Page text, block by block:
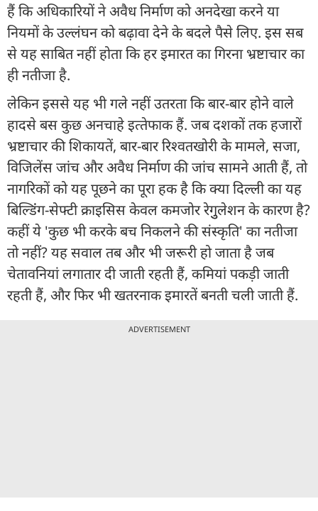
हैं कि अधिकारियों ने अवैध निर्माण को अनदेखा करने या
नियमों के उल्लंघन को बढ़ावा देने के बदले पैसे लिए. इस सब
से यह साबित नहीं होता कि हर इमारत का गिरना भ्रष्टाचार का
ही नतीजा है.
लेकिन इससे यह भी गले नहीं उतरता कि बार-बार होने वाले
हादसे बस कुछ अनचाहे इत्‍तेफाक हैं. जब दशकों तक हजारों
भ्रष्टाचार की शिकायतें, बार-बार रिश्वतखोरी के मामले, सजा,
विजिलेंस जांच और अवैध निर्माण की जांच सामने आती हैं, तो
नागरिकों को यह पूछने का पूरा हक है कि क्या दिल्ली का यह
ब‍िल्‍ड‍िंंग-सेफ्टी क्राइस‍िस केवल कमजोर रेगुुलेशन के कारण है?
कहीं ये 'कुछ भी करके बच निकलने की संस्कृति' का नतीजा
तो नहीं? यह सवाल तब और भी जरूरी हो जाता है जब
चेतावनियां लगातार दी जाती रहती हैं, कमियां पकड़ी जाती
रहती हैं, और फिर भी खतरनाक इमारतें बनती चली जाती हैं.
ADVERTISEMENT